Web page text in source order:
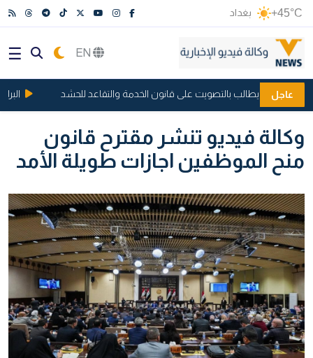
+45°C بغداد
عاجل
ويطالب بالتصويت على قانون الخدمة والتقاعد للحشد
وكالة فيديو تنشر مقترح قانون
منح الموظفين اجازات طويلة الأمد